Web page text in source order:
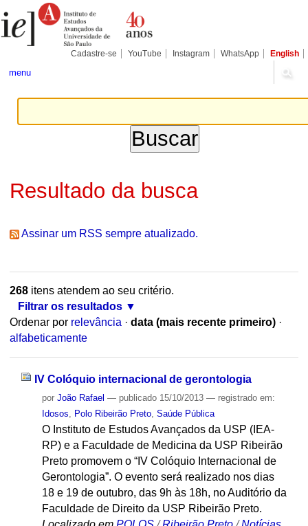
para
conteúdo.
Pessoais
Cadastre-se YouTube Instagram WhatsApp English
menu
Resultado da busca
Assinar um RSS sempre atualizado.
268itens atendem ao seu critério.
Filtrar os resultados
Ordenar por relevância · data (mais recente primeiro) ·
alfabeticamente
IV Colóquio internacional de gerontologia
por João Rafael — publicado15/10/2013 — registrado em:
Idosos
Polo Ribeirão Preto, Saúde Pública
O Instituto de Estudos Avançados da USP (IEA-
RP) e a Faculdade de Medicina da USP Ribeirão
Preto promovem o “IV Colóquio Internacional de
Gerontologia”. O evento será realizado nos dias
18 e 19 de outubro, das 9h às 18h, no Auditório da
Faculdade de Direito da USP Ribeirão Preto.